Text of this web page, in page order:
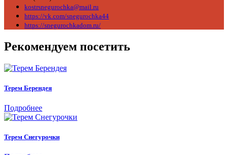
kostrsnegurochka@mail.ru
https://vk.com/snegurochka44
https://snegurochkadom.ru/
Рекомендуем посетить
Терем Берендея
Подробнее
Терем Снегурочки